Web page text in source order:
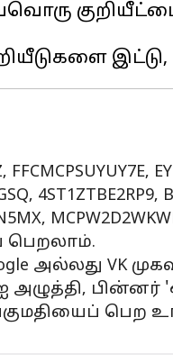
4ST1ZTBE2RP9,
பெறலாம்.
அல்லது VK
பின்னர்
பெற